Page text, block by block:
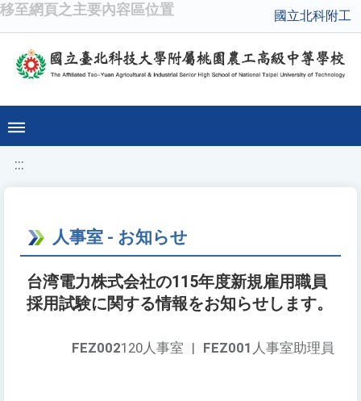
移至網頁之主要內容區位置 國立北科附工
:::
人事室 - お知らせ
台湾電力株式会社の115年度新規雇用職員
採用試験に関する情報をお知らせします。
FEZ001 人事室助理員
FEZ002120人事室 |